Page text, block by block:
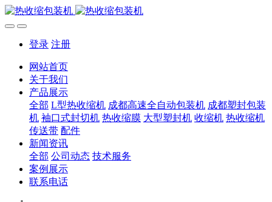
登录 注册
网站首页
关于我们
产品展示
全部 L型热收缩机 成都高速全自动包装机 成都塑封包装
机 袖口式封切机 热收缩膜 大型塑封机 收缩机 热收缩机
传送带 配件
新闻资讯
全部 公司动态 技术服务
案例展示
联系电话